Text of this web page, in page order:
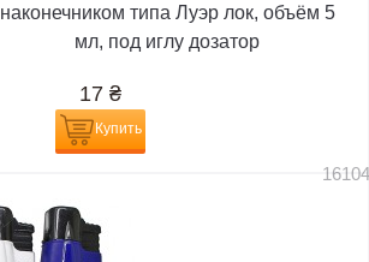
наконечником типа Луэр лок, объём 5
мл, под иглу дозатор
17 ₴
Купить